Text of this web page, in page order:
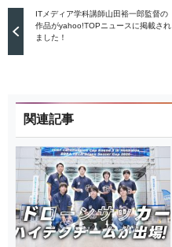
ITメディア学科講師山田裕一郎監督の
作品がyahoo!TOPニュースに掲載され
ました！
関連記事